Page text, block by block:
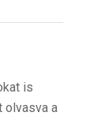
is
olvasva a